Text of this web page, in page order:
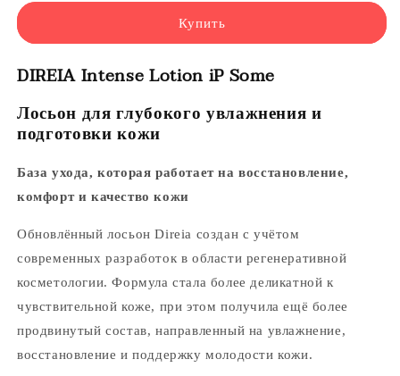
-
Интенсивно
увлажняющий
-
Интенсивно
увлажняющий
лосьон
Купить
DIREIA Intense Lotion iP Some
Лосьон для глубокого увлажнения и
подготовки кожи
База ухода, которая работает на восстановление,
комфорт и качество кожи
Обновлённый лосьон Direia создан с учётом
современных разработок в области регенеративной
косметологии. Формула стала более деликатной к
чувствительной коже, при этом получила ещё более
продвинутый состав, направленный на увлажнение,
восстановление и поддержку молодости кожи.